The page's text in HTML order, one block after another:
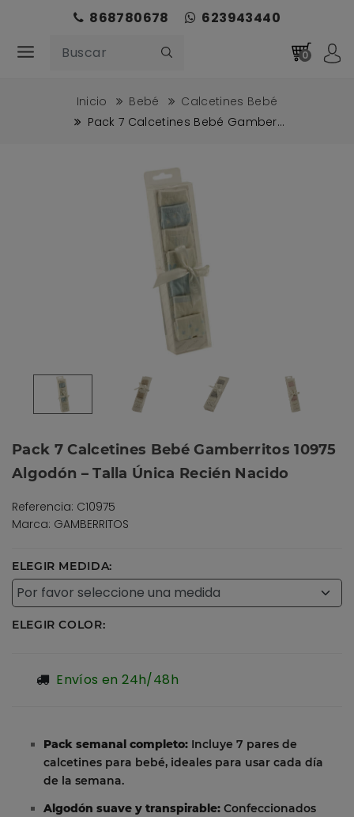
868780678 623943440
0
Inicio Bebé
Calcetines Bebé
Pack 7 Calcetines Bebé Gamber...
Pack 7 Calcetines Bebé Gamberritos 10975
Algodón – Talla Única Recién Nacido
Referencia: C10975
Marca: GAMBERRITOS
ELEGIR MEDIDA:
ELEGIR COLOR:
Envíos en 24h/48h
Pack semanal completo: Incluye 7 pares de
calcetines para bebé, ideales para usar cada día
de la semana.
Algodón suave y transpirable: Confeccionados